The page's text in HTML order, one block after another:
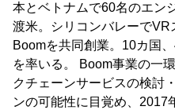
本とベトナムで60名のエン
渡米。シリコンバレーで
Boomを共同創業。10カ国
を率いる。 Boom事業の一
クチェーンサービスの検討
ンの可能性に目覚め、2017